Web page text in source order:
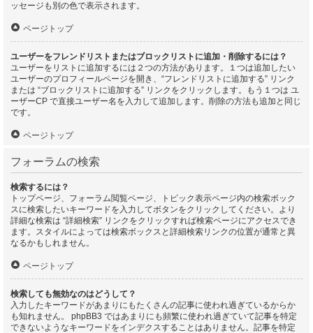
ッセージも別の色で表示されます。
ページトップ
ユーザーをフレンドリストまたはブロックリストに追加・削除するには？
ユーザーをリストに追加するには２つの方法があります。１つは追加したい
ユーザーのプロフィールページを開き、“フレンドリストに追加する” リンク
または “ブロックリストに追加する” リンクをクリックします。もう１つは ユ
ーザーCP で直接ユーザー名を入力して追加します。削除の方法も追加と同じ
です。
ページトップ
フォーラムの検索
検索するには？
トップページ、フォーラム閲覧ページ、トピック表示ページ内の検索ボック
スに検索したいキーワードを入力してボタンをクリックしてください。より
詳細な検索は “詳細検索” リンクをクリックすれば検索ページにアクセスでき
ます。スタイルによっては検索ボックスと詳細検索リンクの位置が通常と異
なるかもしれません。
ページトップ
検索しても無効なのはどうして？
入力したキーワードがあまりにもたくさんの記事に使われ過ぎているからか
も知れません。 phpBB3 ではあまりにも頻繁に使われ過ぎていて記事を特定
できないようなキーワードをインデクスすることはありません。記事を特定